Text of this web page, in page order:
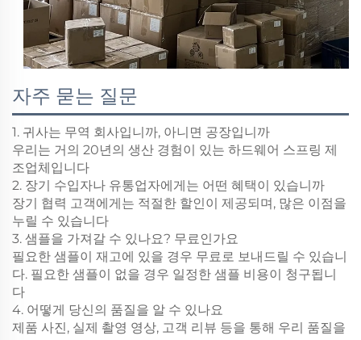
자주 묻는 질문
1. 귀사는 무역 회사입니까, 아니면 공장입니까
우리는 거의 20년의 생산 경험이 있는 하드웨어 스프링 제
조업체입니다
2. 장기 수입자나 유통업자에게는 어떤 혜택이 있습니까
장기 협력 고객에게는 적절한 할인이 제공되며, 많은 이점을
누릴 수 있습니다
3. 샘플을 가져갈 수 있나요? 무료인가요
필요한 샘플이 재고에 있을 경우 무료로 보내드릴 수 있습니
다. 필요한 샘플이 없을 경우 일정한 샘플 비용이 청구됩니
다
4. 어떻게 당신의 품질을 알 수 있나요
제품 사진, 실제 촬영 영상, 고객 리뷰 등을 통해 우리 품질을